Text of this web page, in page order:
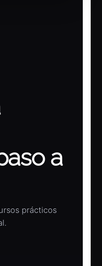
a
prácticos